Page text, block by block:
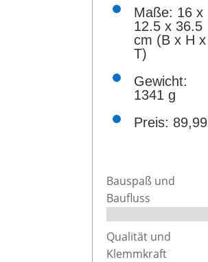
Maße: 16 x
12.5 x 36.5
cm (B x H x
T)
Gewicht:
1341 g
Preis: 89,99
Bauspaß und
Baufluss
Qualität und
Klemmkraft